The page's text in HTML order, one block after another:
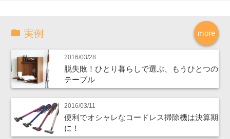
more
実例
2016/03/28
脱失敗！ひとり暮らしで選ぶ、もうひとつの
テーブル
2016/03/11
便利でオシャレなコードレス掃除機は決算期
に！